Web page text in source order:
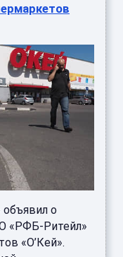
о
«РФБ-Ритейл»
«О’Кей».